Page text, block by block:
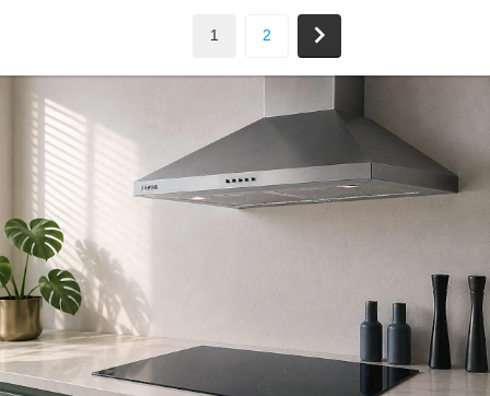
1 2